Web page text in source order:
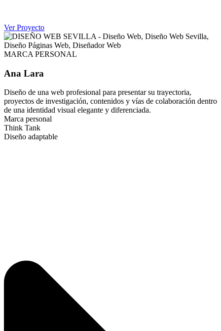
Ver Proyecto
MARCA PERSONAL
Ana Lara
Diseño de una web profesional para presentar su trayectoria,
proyectos de investigación, contenidos y vías de colaboración dentro
de una identidad visual elegante y diferenciada.
Marca personal
Think Tank
Diseño adaptable